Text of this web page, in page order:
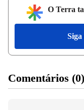
O Terra
Siga
Comentários (0)